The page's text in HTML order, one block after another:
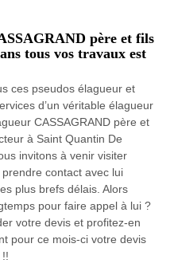
père et fils
tous vos travaux est
ces pseudos élagueur et
d’un véritable élagueur
CASSAGRAND père et
à Saint Quantin De
invitons à venir visiter
contact avec lui
plus brefs délais. Alors
pour faire appel à lui ?
votre devis et profitez-en
pour ce mois-ci votre devis